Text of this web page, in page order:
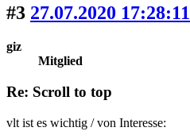
#3 27.07.2020 17:28:11
giz
Mitglied
Re: Scroll to top
vlt ist es wichtig / von Interesse: